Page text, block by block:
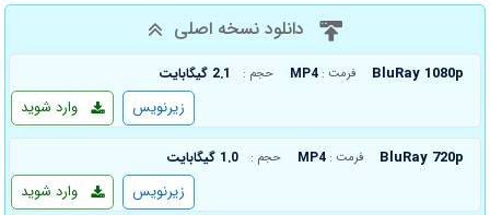
دانلود نسخه اصلی
BluRay 1080p فرمت : MP4 حجم : 2.1 گیگابایت
وارد شوید زیرنویس
BluRay 720p فرمت : MP4 حجم : 1.0 گیگابایت
وارد شوید زیرنویس